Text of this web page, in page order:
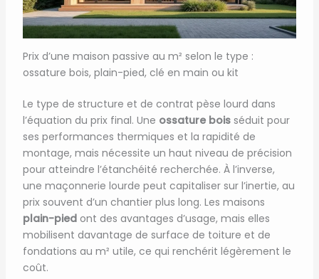
Prix d’une maison passive au m² selon le type :
ossature bois, plain-pied, clé en main ou kit
Le type de structure et de contrat pèse lourd dans
l’équation du prix final. Une ossature boisséduit pour
ses performances thermiques et la rapidité de
montage, mais nécessite un haut niveau de précision
pour atteindre l’étanchéité recherchée. À l’inverse,
une maçonnerie lourde peut capitaliser sur l’inertie, au
prix souvent d’un chantier plus long. Les maisons
plain-piedont des avantages d’usage, mais elles
mobilisent davantage de surface de toiture et de
fondations au m² utile, ce qui renchérit légèrement le
coût.